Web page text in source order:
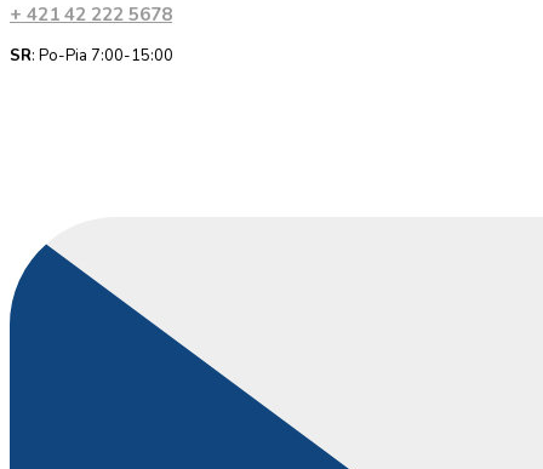
+ 421 42 222 5678
SR: Po-Pia 7:00-15:00